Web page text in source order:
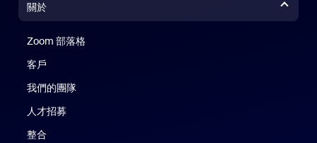
關於
Zoom 部落格
客戶
我們的團隊
人才招募
整合